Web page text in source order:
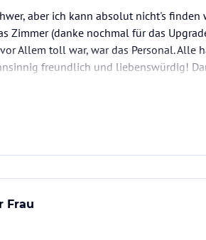
aber ich kann absolut nicht's
Zimmer (danke nochmal für das
Allem toll war, war das Personal. Alle
freundlich und liebenswürdig!
Frau